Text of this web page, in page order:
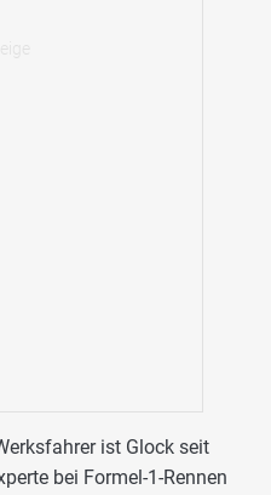
ist Glock seit
bei Formel-1-Rennen